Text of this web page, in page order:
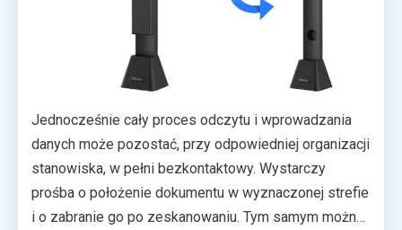
Jednocześnie cały proces odczytu i wprowadzania
danych może pozostać, przy odpowiedniej organizacji
stanowiska, w pełni bezkontaktowy. Wystarczy
prośba o położenie dokumentu w wyznaczonej strefie
i o zabranie go po zeskanowaniu. Tym samym można